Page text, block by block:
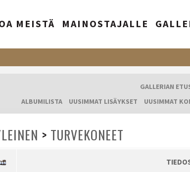
MEISTÄ MAINOSTAJALLE
GALLERIAN
ALBUMILISTA
UUSIMMAT LISÄYKSET UUSIMMAT
> TURVEKONEET